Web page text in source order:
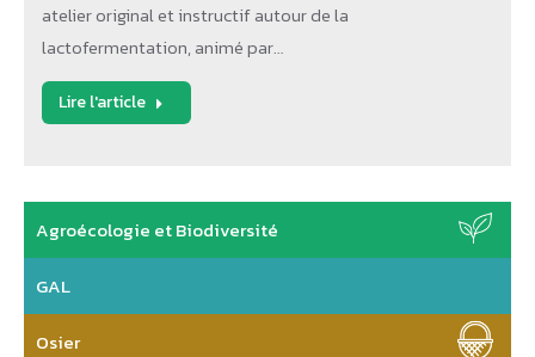
atelier original et instructif autour de la
lactofermentation, animé par…
Lire l'article
Agroécologie et Biodiversité
GAL
Osier